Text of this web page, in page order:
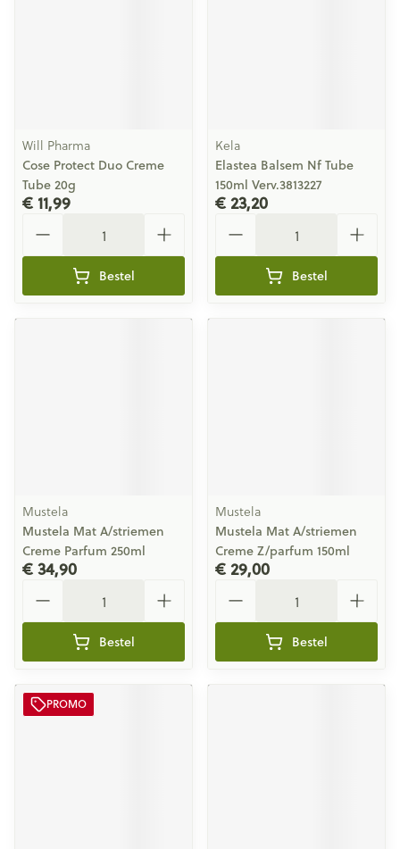
Will Pharma
Cose Protect Duo Creme
Tube 20g
€ 11,99
Bestel
Kela
Elastea Balsem Nf Tube
150ml Verv.3813227
€ 23,20
Bestel
Mustela
Mustela Mat A/striemen
Creme Parfum 250ml
€ 34,90
Bestel
Mustela
Mustela Mat A/striemen
Creme Z/parfum 150ml
€ 29,00
Bestel
PROMO